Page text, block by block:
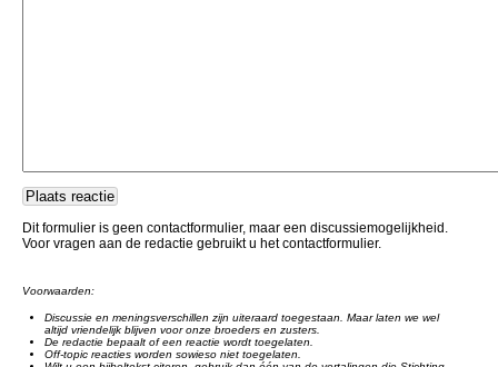
Dit formulier is geen contactformulier, maar een discussiemogelijkheid.
Voor vragen aan de redactie gebruikt u het contactformulier.
Voorwaarden:
Discussie en meningsverschillen zijn uiteraard toegestaan. Maar laten we wel
altijd vriendelijk blijven voor onze broeders en zusters.
De redactie bepaalt of een reactie wordt toegelaten.
Off-topic reacties worden sowieso niet toegelaten.